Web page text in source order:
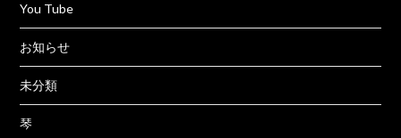
You Tube
お知らせ
未分類
琴